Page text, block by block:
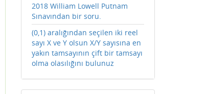
2018 William Lowell Putnam
Sınavından bir soru.
(0,1) aralığından seçilen iki reel
sayı X ve Y olsun X/Y sayısına en
yakın tamsayının çift bir tamsayı
olma olasılığını bulunuz